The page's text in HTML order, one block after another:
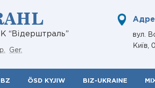
“Відерштраль”
Ger.
вул.
Київ,
ÖSD KYJIW BIZ-UKRAINE